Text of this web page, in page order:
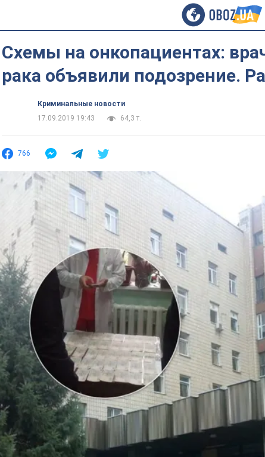
Схемы на онкопациентах:
рака объявили подозрение.
Криминальные новости
17.09.2019 19:43
64,3 т.
766